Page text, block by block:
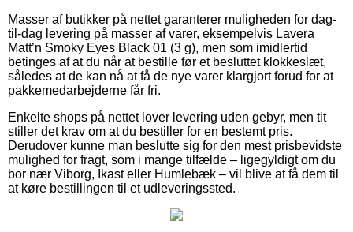
Masser af butikker på nettet garanterer muligheden for dag-
til-dag levering på masser af varer, eksempelvis Lavera
Matt’n Smoky Eyes Black 01 (3 g), men som imidlertid
betinges af at du når at bestille før et besluttet klokkeslæt,
således at de kan nå at få de nye varer klargjort forud for at
pakkemedarbejderne får fri.
Enkelte shops på nettet lover levering uden gebyr, men tit
stiller det krav om at du bestiller for en bestemt pris.
Derudover kunne man beslutte sig for den mest prisbevidste
mulighed for fragt, som i mange tilfælde – ligegyldigt om du
bor nær Viborg, Ikast eller Humlebæk – vil blive at få dem til
at køre bestillingen til et udleveringssted.